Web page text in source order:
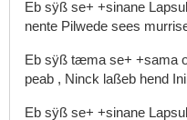
Eb sÿß se+ +sinane
nente Pilwede sees
Eb sÿß tæma se+ +sama
peab , Ninck laßeb hend
Eb sÿß se+ +sinane